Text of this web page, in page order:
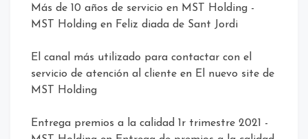
Más de 10 años de servicio en MST Holding -
MST Holding en Feliz diada de Sant Jordi
El canal más utilizado para contactar con el
servicio de atención al cliente en El nuevo site de
MST Holding
Entrega premios a la calidad 1r trimestre 2021 -